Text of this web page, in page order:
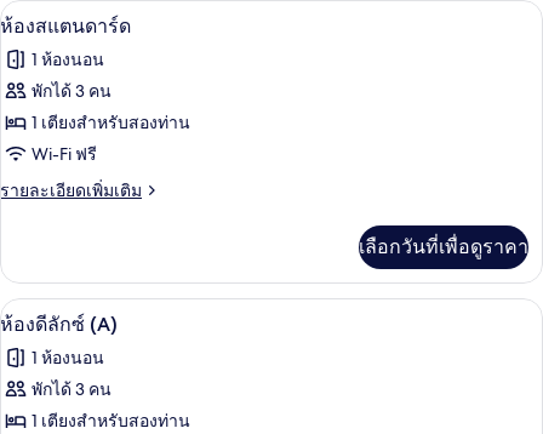
เปิด
ภาพถ่าย
ทั้งหมด
ของ
ห้อง
สแตนดาร์ด
ห้องสแตนดาร์ด | โต๊ะทำงาน, ผ้าม่านกั
7
ห้องสแตนดาร์ด
1 ห้องนอน
พักได้ 3 คน
1 เตียงสำหรับสองท่าน
Wi-Fi ฟรี
รายละเอียดเพิ่มเติม
ราย
เกี่ยว
กับ
ห้อง
เลือกวันที่เพื่อดูราคา
เปิด
ภาพถ่าย
ทั้งหมด
ของ
ห้องดีลักซ์ (A) | โต๊ะทำงาน, ผ้าม่านกัน
9
ห้องดีลักซ์ (A)
1 ห้องนอน
พักได้ 3 คน
1 เตียงสำหรับสองท่าน